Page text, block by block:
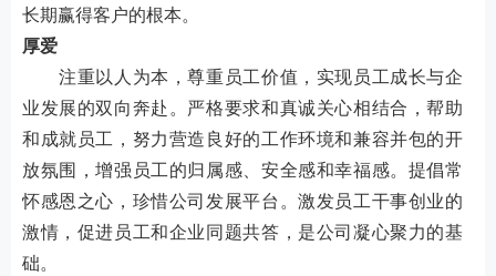
长期赢得客户的根本。
厚爱
注重以人为本，尊重员工价值，实现员工成长与企
业发展的双向奔赴。严格要求和真诚关心相结合，帮助
和成就员工，努力营造良好的工作环境和兼容并包的开
放氛围，增强员工的归属感、安全感和幸福感。提倡常
怀感恩之心，珍惜公司发展平台。激发员工干事创业的
激情，促进员工和企业同题共答，是公司凝心聚力的基
础。